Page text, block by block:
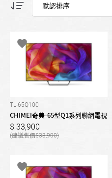
TL-65Q100
CHIMEI奇美-65型Q1系列聯網電視
33,900
33,900